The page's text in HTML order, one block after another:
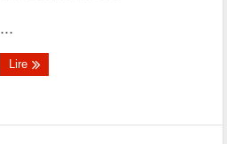
...
Lire